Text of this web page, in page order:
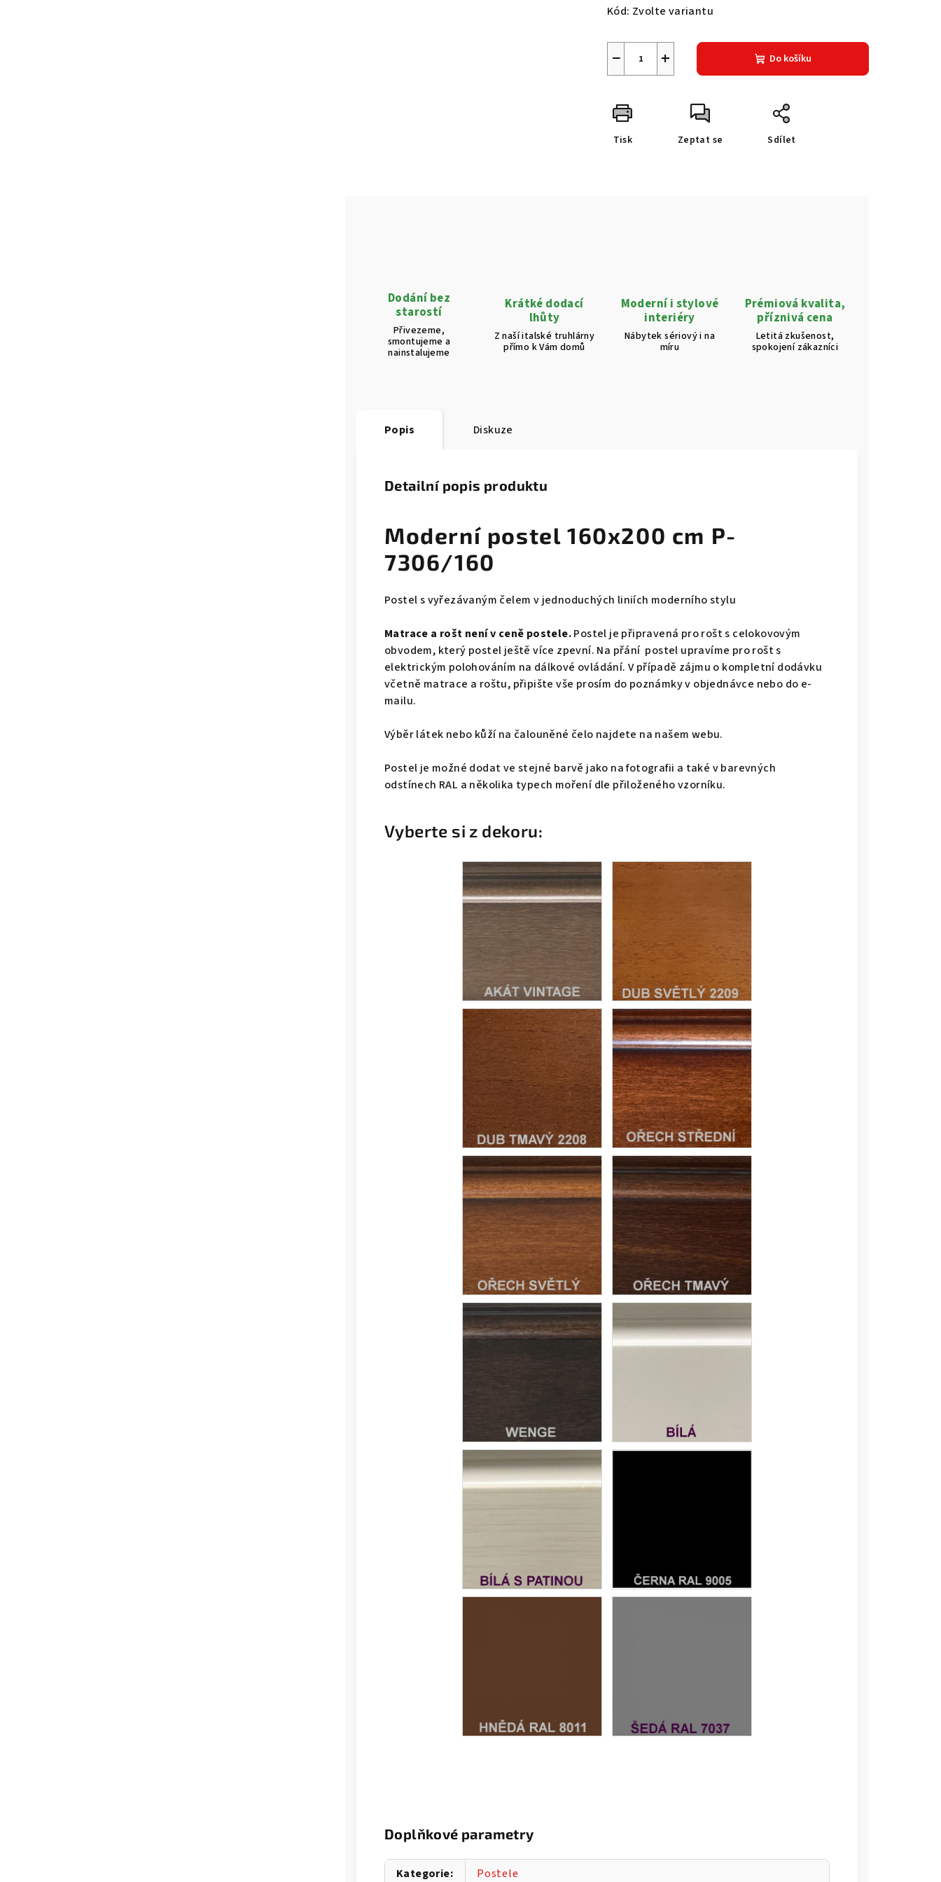
Kód: Zvolte variantu
+
− Do košíku
Tisk Zeptat se Sdílet
Dodání bez
starostí
Přivezeme,
smontujeme a
nainstalujeme
Krátké dodací
lhůty
Z naší italské truhlárny
přímo k Vám domů
Moderní i stylové
interiéry
Nábytek sériový i na
míru
Prémiová kvalita,
příznivá cena
Letitá zkušenost,
spokojení zákazníci
Popis Diskuze
Detailní popis produktu
Moderní postel 160x200 cm P-
7306/160
Postel s vyřezávaným čelem v jednoduchých liniích moderního stylu
Matrace a rošt není v ceně postele.Postel je připravená pro rošt s celokovovým
obvodem, který postel ještě více zpevní. Na přání postel upravíme pro rošt s
elektrickým polohováním na dálkové ovládání. V případě zájmu o kompletní dodávku
včetně matrace a roštu, připište vše prosím do poznámky v objednávce nebo do e-
mailu.
Výběr látek nebo kůží na čalouněné čelo najdete na našem webu.
Postel je možné dodat ve stejné barvě jako na fotografii a také v barevných
odstínech RAL a několika typech moření dle přiloženého vzorníku.
Vyberte si z dekoru:
Doplňkové parametry
Kategorie: Postele